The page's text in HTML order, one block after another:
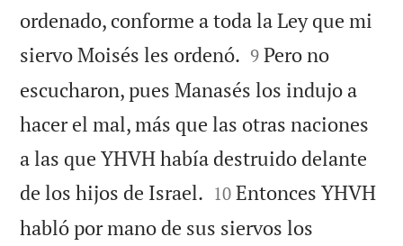
ordenado, conforme a toda la Ley que mi
siervo Moisés les ordenó. 

9 Pero no
escucharon, pues Manasés los indujo a
hacer el mal, más que las otras naciones
a las que YHVH había destruido delante
de los hijos de Israel. 

10 Entonces YHVH
habló por mano de sus siervos los